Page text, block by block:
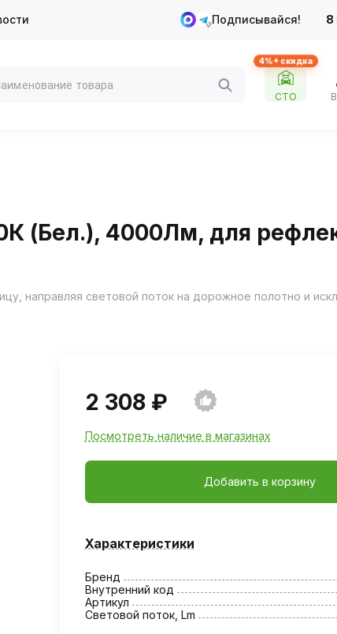
Подписывайся! 8
4%+ скидка
СТО
(Бел.), 4000Лм, для
2 308 ₽
Посмотреть наличие в магазинах
Добавить в корзину
Характеристики
Бренд
Внутренний код
Артикул
Световой поток, Lm